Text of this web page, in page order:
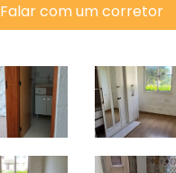
Falar com um corretor